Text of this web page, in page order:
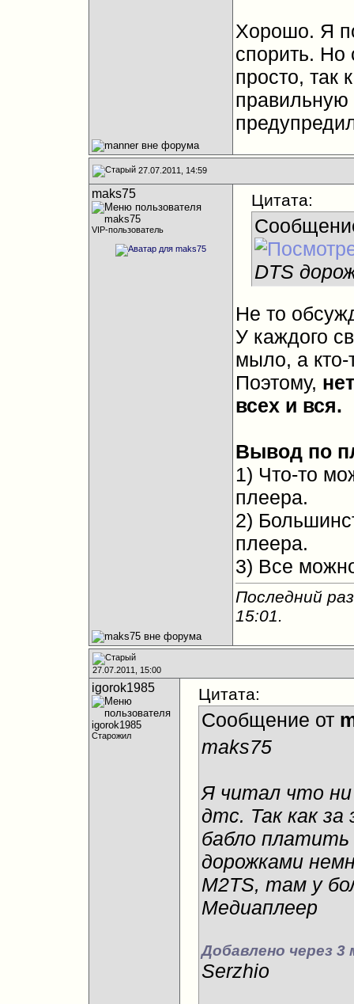
Хорошо. Я
спорить. Но
просто, так
правильную
27.07.2011, 14:59
maks75
VIP-пользователь
Цитата:
DTS
Не то
У каждого
мыло, а кто-
Поэтому,
всех и вся.
Вывод по
1) Что-то
плеера.
2)
плеера.
3) Все
Последний
15:01.
27.07.2011, 15:00
igorok1985
Старожил
Цитата:
Сообщение от
maks75
Я читал что ни
дтс. Так как
бабло платить
дорожками
M2TS, там у
Медиаплеер
Добавлено через
Serzhio